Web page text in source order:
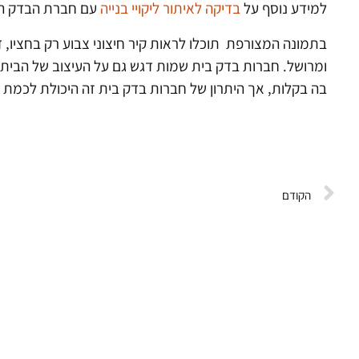
למידע נוסף עלבדיקה לאיתור ליקויי בנייה עם חברת הבדק
בתמונה המצורפת תוכלו לראות קיר חיצוני צבוע רק
ומרושל. חברות בדק בית שמות דגש גם על העיצוב של
בה בקלות, אך היתרון של חברות בדק בית זה היכולת לכמת
הקודם